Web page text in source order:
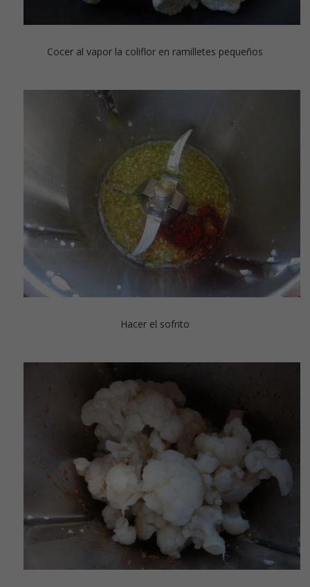
Cocer al vapor la coliflor en ramilletes pequeños
Hacer el sofrito